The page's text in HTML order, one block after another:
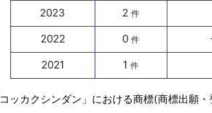
2023 2件
2022 0件
2021 1件
ッカクシンダン」における商標(商標出願・